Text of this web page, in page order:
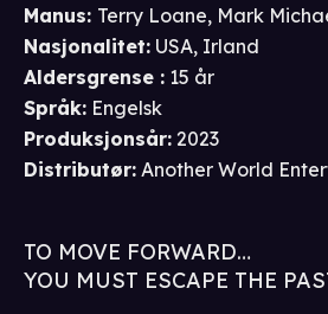
Manus: Terry Loane, Mark
Nasjonalitet: USA, Irland
Aldersgrense : 15 år
Språk: Engelsk
Produksjonsår: 2023
Distributør: Another World
TO MOVE FORWARD…
YOU MUST ESCAPE THE